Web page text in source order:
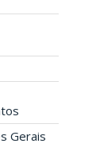
Gerais